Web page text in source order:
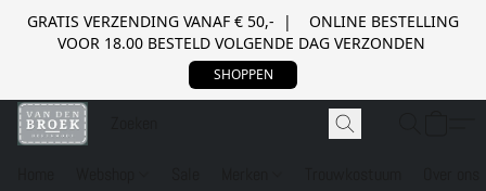
GRATIS VERZENDING VANAF € 50,- | ONLINE BESTELLING
VOOR 18.00 BESTELD VOLGENDE DAG VERZONDEN
SHOPPEN